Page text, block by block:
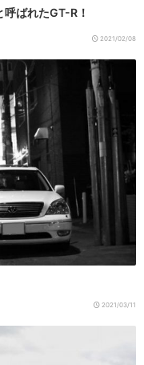
ばれたGT-R！
2021/02/08
2021/03/11